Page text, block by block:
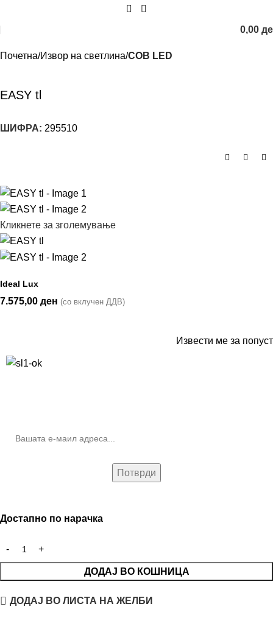
0,00
Почетна Извор на светлина COB LED
EASY tl
ШИФРА: 295510
Кликнете за зголемување
Ideal Lux
7.575,00 ден (со вклучен ДДВ)
Извести ме за попуст
Достапно по нарачка
ДОДАЈ ВО КОШНИЦА
ДОДАЈ ВО ЛИСТА НА ЖЕЛБИ